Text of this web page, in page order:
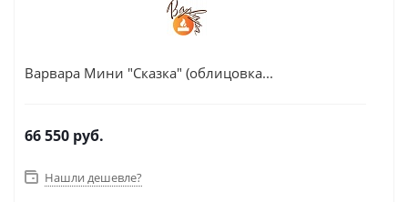
Варвара Мини "Сказка" (облицовка...
66 550 руб.
Нашли дешевле?